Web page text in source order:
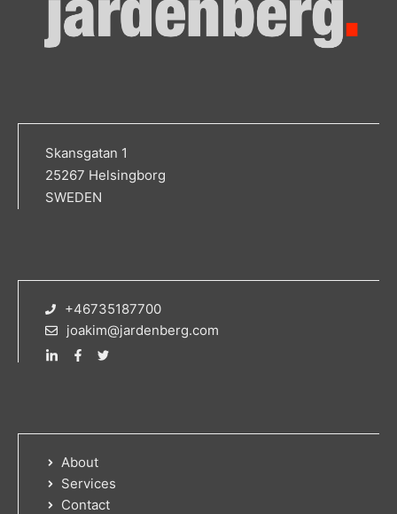
Skansgatan 1
25267 Helsingborg
SWEDEN
+46735187700
joakim@jardenberg.com
About
Services
Contact